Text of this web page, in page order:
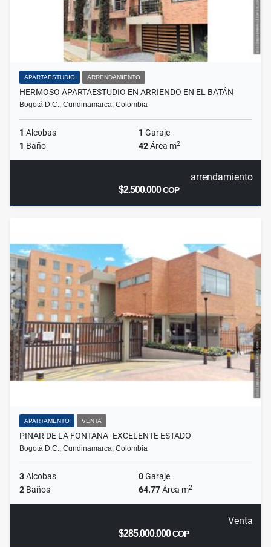
APARTAESTUDIO ARRENDAMIENTO
HERMOSO APARTAESTUDIO EN ARRIENDO EN EL BATÁN
Bogotá D.C., Cundinamarca, Colombia
1 Alcobas 1 Garaje
1 Baño 42Área m2
arrendamiento
$2.500.000COP
APARTAMENTO VENTA
PINAR DE LA FONTANA- EXCELENTE ESTADO
Bogotá D.C., Cundinamarca, Colombia
3Alcobas 0Garaje
2 Baños 64.77Área m2
Venta
$285.000.000COP